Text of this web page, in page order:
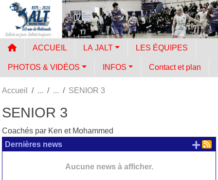
ACCUEIL LA JALT LES ÉQUIPES
PHOTOS & VIDÉOS INFOS Contact et plan
Accueil SENIOR 3
SENIOR 3
Coachés par Ken et Mohammed
Dernières news
Aucune news à afficher.
+
Panneau de gestion des cookies